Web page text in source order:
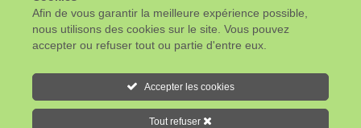
Afin de vous garantir la meilleure expérience possible,
nous utilisons des cookies sur le site. Vous pouvez
accepter ou refuser tout ou partie d'entre eux.
Accepter les cookies
Tout refuser